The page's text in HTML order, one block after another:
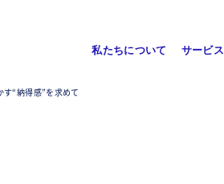
私たちについて サービス
“納得感”を求めて